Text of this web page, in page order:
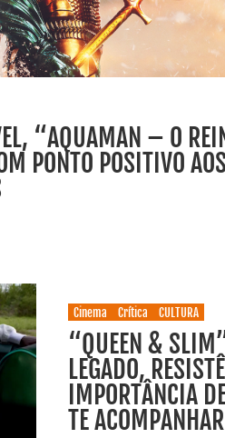
“AQUAMAN – O
PONTO POSITIVO
Cinema Crítica CULTURA
“QUEEN &
LEGADO,
IMPORTÂNCIA
TE